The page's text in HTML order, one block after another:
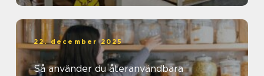
22. december 2025
Så använder du återanvändbara